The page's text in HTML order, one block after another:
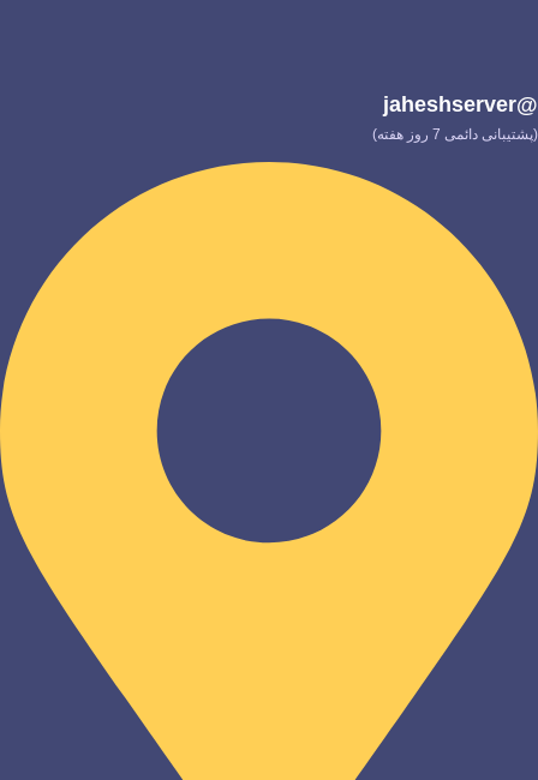
@jaheshserver
(پشتیبانی دائمی 7 روز هفته)